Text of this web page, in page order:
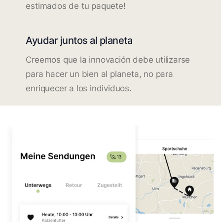
estimados de tu paquete!
Ayudar juntos al planeta
Creemos que la innovación debe utilizarse
para hacer un bien al planeta, no para
enriquecer a los individuos.